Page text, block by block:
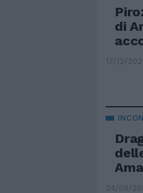
di
17/12/
24/08/